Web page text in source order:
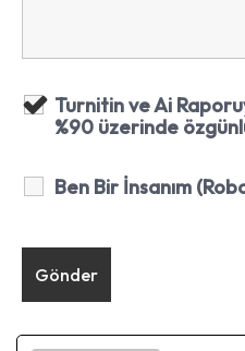
Turnitin ve Ai
%90 üzerinde
Ben Bir İnsanım